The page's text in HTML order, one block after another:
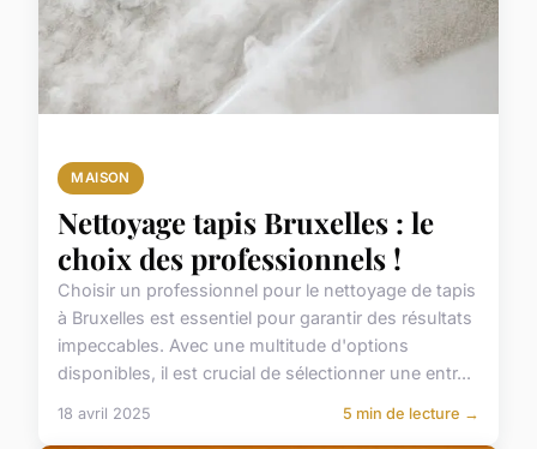
MAISON
Nettoyage tapis Bruxelles : le
choix des professionnels !
Choisir un professionnel pour le nettoyage de tapis
à Bruxelles est essentiel pour garantir des résultats
impeccables. Avec une multitude d'options
disponibles, il est crucial de sélectionner une entr...
18 avril 2025 5 min de lecture →